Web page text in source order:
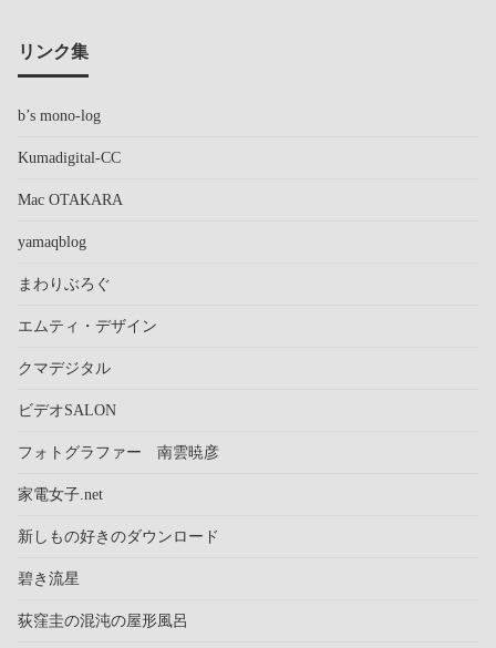
リンク集
b’s mono-log
Kumadigital-CC
Mac OTAKARA
yamaqblog
まわりぶろぐ
エムティ・デザイン
クマデジタル
ビデオSALON
フォトグラファー 南雲暁彦
家電女子.net
新しもの好きのダウンロード
碧き流星
荻窪圭の混沌の屋形風呂